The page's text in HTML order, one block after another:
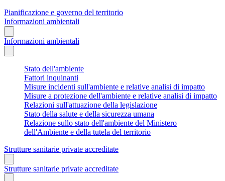
Pianificazione e governo del territorio
Informazioni ambientali
Informazioni ambientali
Stato dell'ambiente
Fattori inquinanti
Misure incidenti sull'ambiente e relative analisi di impatto
Misure a protezione dell'ambiente e relative analisi di impatto
Relazioni sull'attuazione della legislazione
Stato della salute e della sicurezza umana
Relazione sullo stato dell'ambiente del Ministero
dell'Ambiente e della tutela del territorio
Strutture sanitarie private accreditate
Strutture sanitarie private accreditate